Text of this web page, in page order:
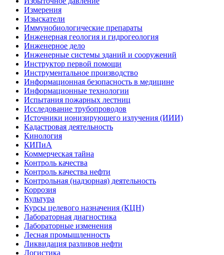
Измерения
Изыскатели
Иммунобиологические препараты
Инженерная геология и гидрогеология
Инженерное дело
Инженерные системы зданий и сооружений
Инструктор первой помощи
Инструментальное производство
Информационная безопасность в медицине
Информационные технологии
Испытания пожарных лестниц
Исследование трубопроводов
Источники ионизирующего излучения (ИИИ)
Кадастровая деятельность
Кинология
КИПиА
Коммерческая тайна
Контроль качества
Контроль качества нефти
Контрольная (надзорная) деятельность
Коррозия
Культура
Курсы целевого назначения (КЦН)
Лабораторная диагностика
Лабораторные изменения
Лесная промышленность
Ликвидация разливов нефти
Логистика